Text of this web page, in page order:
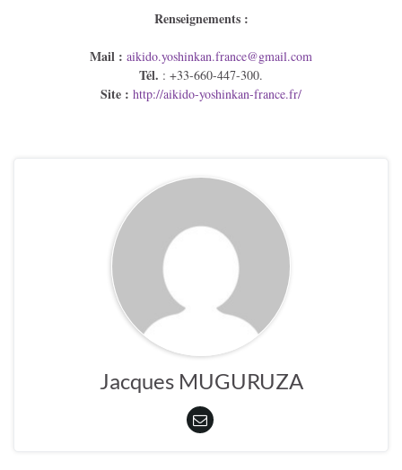
Renseignements :
Mail : aikido.yoshinkan.france@gmail.com
Tél. : +33-660-447-300.
Site : http://aikido-yoshinkan-france.fr/
Jacques MUGURUZA